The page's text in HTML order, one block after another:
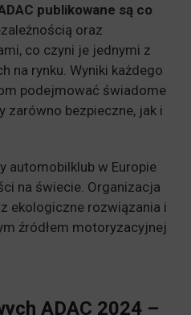
publikowane są co
oraz
co czyni je jednymi z
na rynku. Wyniki każdego
podejmować świadome
zarówno bezpieczne, jak i
automobilklub w Europie
na świecie. Organizacja
ekologiczne rozwiązania i
źródłem motoryzacyjnej
ADAC 2024 –